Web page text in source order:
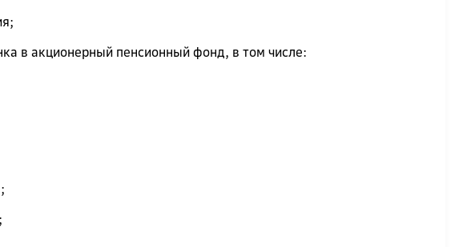
в акционерный пенсионный фонд, в том числе: